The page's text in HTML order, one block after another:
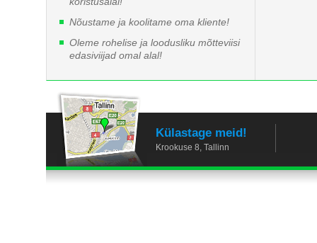
Nõustame ja koolitame oma kliente!
Oleme rohelise ja loodusliku mõtteviisi
edasiviijad omal alal!
Külastage meid!
Krookuse 8, Tallinn